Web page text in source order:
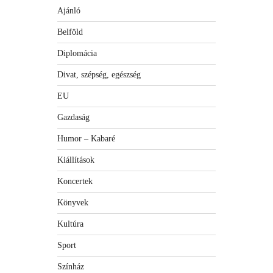
Ajánló
Belföld
Diplomácia
Divat, szépség, egészség
EU
Gazdaság
Humor – Kabaré
Kiállítások
Koncertek
Könyvek
Kultúra
Sport
Színház